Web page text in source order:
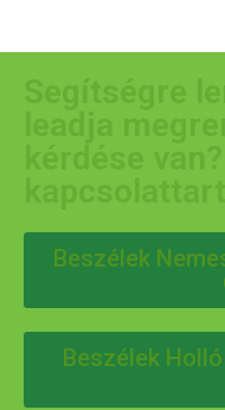
Beszélek
Beszélek